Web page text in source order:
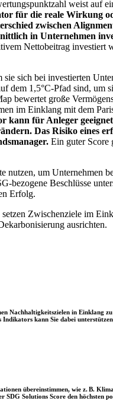
weist auf
für die reale Wirkung
zwischen
in Unternehmen
Nettobeitrag
sich bei investierten
dem 1,5°C-Pfad sind,
bewertet große
im Einklang mit dem
kann für Anleger
Das Risiko eines
Ein guter Score
nutzen, um Unternehmen
Beschlüsse
Erfolg.
Zwischenziele im
ausrichten.
in Einklang
Indikators kann Sie dabei
übereinstimmen, wie z. B.
Solutions Score den höchsten